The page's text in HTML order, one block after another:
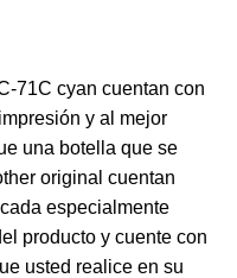
71C cyan cuentan con
y al mejor
una botella que se
original cuentan
especialmente
producto y cuente con
usted realice en su